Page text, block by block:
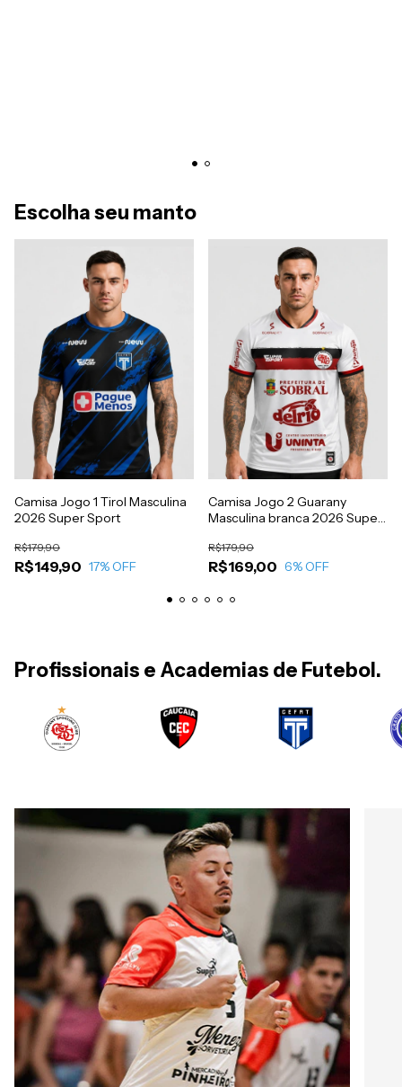
Escolha seu manto
Camisa Jogo 1 Tirol Masculina
2026 Super Sport
R$149,90
R$179,90
17% OFF
Camisa Jogo 2 Guarany
Masculina branca 2026 Super
R$169,00
R$179,90
6% OFF
Profissionais e Academias de Futebol.